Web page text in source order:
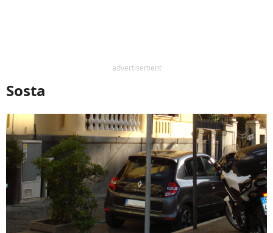
advertisement
Sosta